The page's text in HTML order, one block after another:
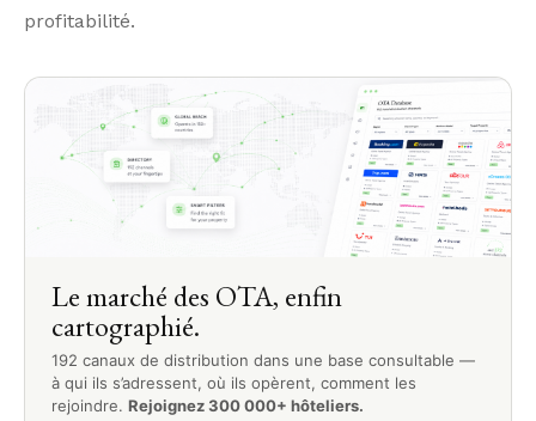
profitabilité.
Le marché des OTA, enfin
cartographié.
192 canaux de distribution dans une base consultable —
à qui ils s’adressent, où ils opèrent, comment les
rejoindre. Rejoignez 300 000+ hôteliers.